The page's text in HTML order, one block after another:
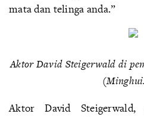
mata dan telinga anda.”
Aktor David Steigerwald di
Aktor David